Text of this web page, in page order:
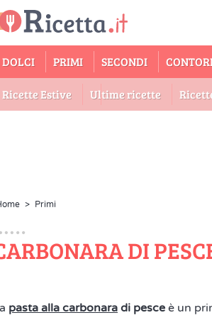
DOLCI PRIMI SECONDI
Ricette Estive Ultime ricette
> Primi
DI
pasta alla carbonara di pesce è un